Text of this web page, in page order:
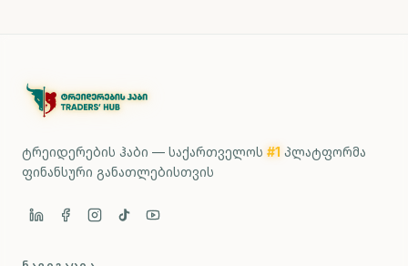
ტრეიდერების ჰაბი — საქართველოს #1 პლატფორმა
ფინანსური განათლებისთვის